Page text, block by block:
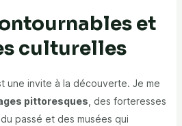
et
culturelles
une invite à la découverte. Je me
pittoresques , des forteresses
passé et des musées qui